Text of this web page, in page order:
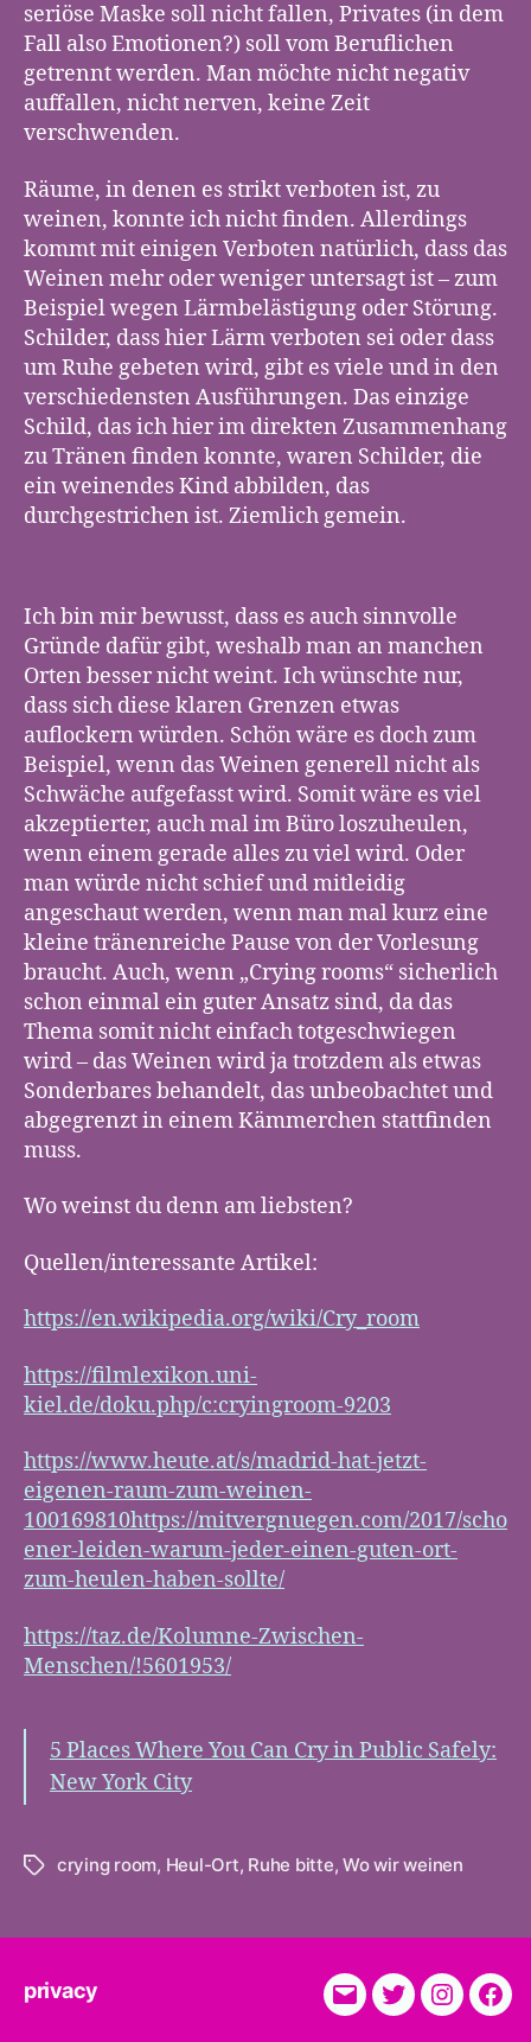
seriöse Maske soll nicht fallen, Privates (in dem
Fall also Emotionen?) soll vom Beruflichen
getrennt werden. Man möchte nicht negativ
auffallen, nicht nerven, keine Zeit
verschwenden.
Räume, in denen es strikt verboten ist, zu
weinen, konnte ich nicht finden. Allerdings
kommt mit einigen Verboten natürlich, dass das
Weinen mehr oder weniger untersagt ist – zum
Beispiel wegen Lärmbelästigung oder Störung.
Schilder, dass hier Lärm verboten sei oder dass
um Ruhe gebeten wird, gibt es viele und in den
verschiedensten Ausführungen. Das einzige
Schild, das ich hier im direkten Zusammenhang
zu Tränen finden konnte, waren Schilder, die
ein weinendes Kind abbilden, das
durchgestrichen ist. Ziemlich gemein.
Ich bin mir bewusst, dass es auch sinnvolle
Gründe dafür gibt, weshalb man an manchen
Orten besser nicht weint. Ich wünschte nur,
dass sich diese klaren Grenzen etwas
auflockern würden. Schön wäre es doch zum
Beispiel, wenn das Weinen generell nicht als
Schwäche aufgefasst wird. Somit wäre es viel
akzeptierter, auch mal im Büro loszuheulen,
wenn einem gerade alles zu viel wird. Oder
man würde nicht schief und mitleidig
angeschaut werden, wenn man mal kurz eine
kleine tränenreiche Pause von der Vorlesung
braucht. Auch, wenn „Crying rooms“ sicherlich
schon einmal ein guter Ansatz sind, da das
Thema somit nicht einfach totgeschwiegen
wird – das Weinen wird ja trotzdem als etwas
Sonderbares behandelt, das unbeobachtet und
abgegrenzt in einem Kämmerchen stattfinden
muss.
Wo weinst du denn am liebsten?
Quellen/interessante Artikel:
https://en.wikipedia.org/wiki/Cry_room
https://filmlexikon.uni-
kiel.de/doku.php/c:cryingroom-9203
https://www.heute.at/s/madrid-hat-jetzt-
eigenen-raum-zum-weinen-
100169810https://mitvergnuegen.com/2017/scho
ener-leiden-warum-jeder-einen-guten-ort-
zum-heulen-haben-sollte/
https://taz.de/Kolumne-Zwischen-
Menschen/!5601953/
5 Places Where You Can Cry in Public Safely:
New York City
Tagscrying room, Heul-Ort, Ruhe bitte,Wo wir weinen
privacy
E-
Twitter